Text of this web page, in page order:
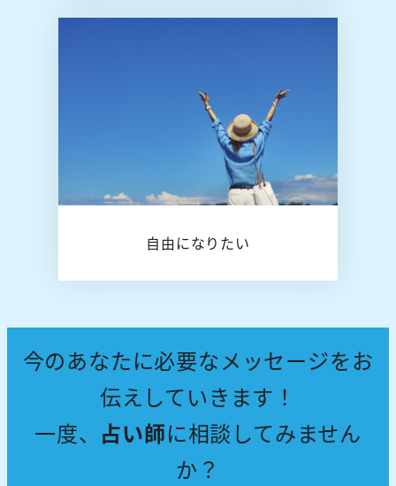
自由になりたい
今のあなたに必要なメッセージをお
伝えしていきます！
一度、 占い師に相談してみません
か？